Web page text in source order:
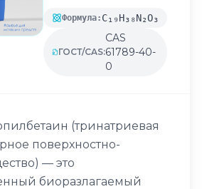
Формула: C₁₉H₃₈N₂O₃
ГОСТ/CAS:
CAS
61789-40-
0
(тринатриевая
поверхностно-
— это
биоразлагаемый